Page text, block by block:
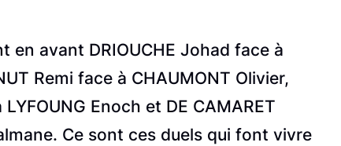
en avant DRIOUCHE Johad face à
Remi face à CHAUMONT Olivier,
Enoch et DE CAMARET
Ce sont ces duels qui font vivre